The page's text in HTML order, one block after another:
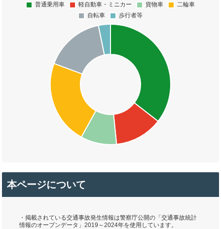
本ページについて
・掲載されている交通事故発生情報は警察庁公開の「交通事故統計
情報のオープンデータ」2019～2024年を使用しています。